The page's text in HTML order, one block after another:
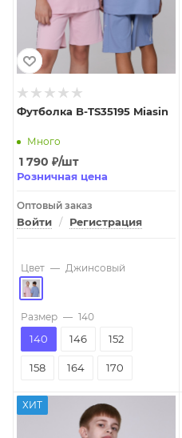
Футболка B-TS35195 Miasin
Много
1 790 ₽/шт
Розничная цена
Оптовый заказ
Войти / Регистрация
Цвет — Джинсовый
Размер — 140
140 146 152
158 164 170
ХИТ